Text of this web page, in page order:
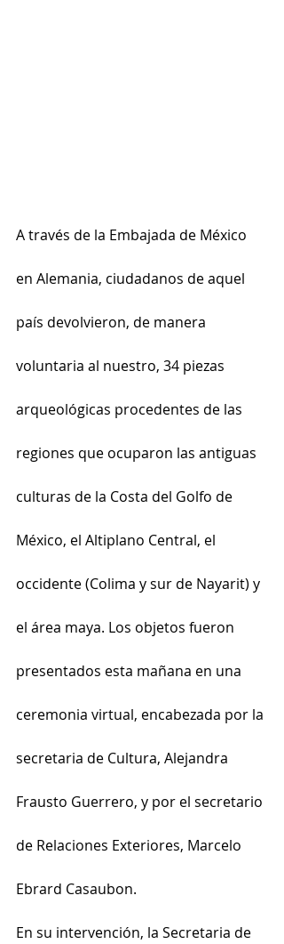
A través de la Embajada de México
en Alemania, ciudadanos de aquel
país devolvieron, de manera
voluntaria al nuestro, 34 piezas
arqueológicas procedentes de las
regiones que ocuparon las antiguas
culturas de la Costa del Golfo de
México, el Altiplano Central, el
occidente (Colima y sur de Nayarit) y
el área maya. Los objetos fueron
presentados esta mañana en una
ceremonia virtual, encabezada por la
secretaria de Cultura, Alejandra
Frausto Guerrero, y por el secretario
de Relaciones Exteriores, Marcelo
Ebrard Casaubon.
En su intervención, la Secretaria de